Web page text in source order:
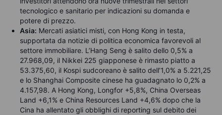
tecnologico e sanitario per indicazioni su domanda e
potere di prezzo.
Asia: Mercati asiatici misti, con Hong Kong in testa,
supportata da notizie di politica economica favorevoli al
settore immobiliare. L’Hang Seng è salito dello 0,5% a
27.968,09, il Nikkei 225 giapponese è rimasto piatto a
53.375,60, il Kospi sudcoreano è salito dell’1,0% a 5.221,25
e lo Shanghai Composite cinese ha guadagnato lo 0,2% a
4.157,98. A Hong Kong, Longfor +5,8%, China Overseas
Land +6,1% e China Resources Land +4,6% dopo che la
Cina ha allentato gli obblighi di reporting sul debito dei